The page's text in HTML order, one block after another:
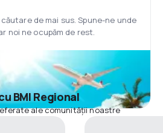
de mai sus. Spune-ne unde
noi ne ocupăm de rest.
BMI Regional
ale comunității noastre